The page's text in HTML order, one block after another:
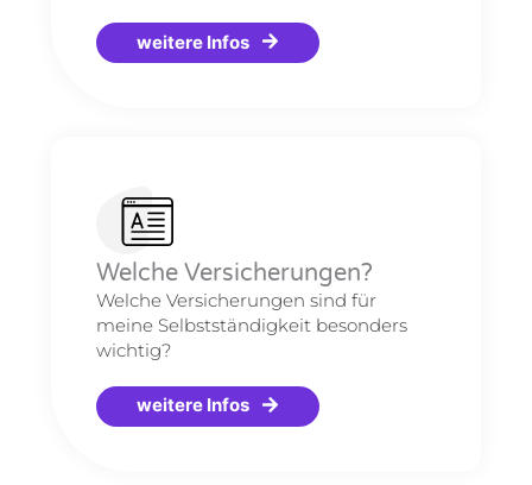
weitere Infos
Welche Versicherungen?
Welche Versicherungen sind für
meine Selbstständigkeit besonders
wichtig?
weitere Infos